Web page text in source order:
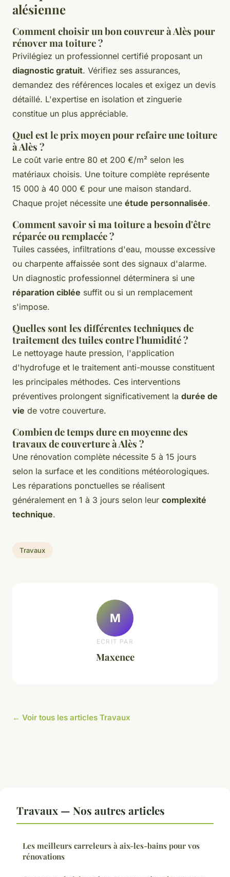
alésienne
Comment choisir un bon couvreur à Alès pour
rénover ma toiture ?
Privilégiez un professionnel certifié proposant un
diagnostic gratuit. Vérifiez ses assurances,
demandez des références locales et exigez un devis
détaillé. L'expertise en isolation et zinguerie
constitue un plus appréciable.
Quel est le prix moyen pour refaire une toiture
à Alès ?
Le coût varie entre 80 et 200 €/m² selon les
matériaux choisis. Une toiture complète représente
15 000 à 40 000 € pour une maison standard.
Chaque projet nécessite une étude personnalisée.
Comment savoir si ma toiture a besoin d'être
réparée ou remplacée ?
Tuiles cassées, infiltrations d'eau, mousse excessive
ou charpente affaissée sont des signaux d'alarme.
Un diagnostic professionnel déterminera si une
réparation ciblée suffit ou si un remplacement
s'impose.
Quelles sont les différentes techniques de
traitement des tuiles contre l'humidité ?
Le nettoyage haute pression, l'application
d'hydrofuge et le traitement anti-mousse constituent
les principales méthodes. Ces interventions
préventives prolongent significativement la durée de
vie de votre couverture.
Combien de temps dure en moyenne des
travaux de couverture à Alès ?
Une rénovation complète nécessite 5 à 15 jours
selon la surface et les conditions météorologiques.
Les réparations ponctuelles se réalisent
généralement en 1 à 3 jours selon leur complexité
technique.
Travaux
M
ECRIT PAR
Maxence
← Voir tous les articles Travaux
Travaux — Nos autres articles
Les meilleurs carreleurs à aix-les-bains pour vos
rénovations